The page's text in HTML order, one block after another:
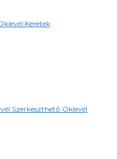
Keretek
Szerkeszthető Oklevél